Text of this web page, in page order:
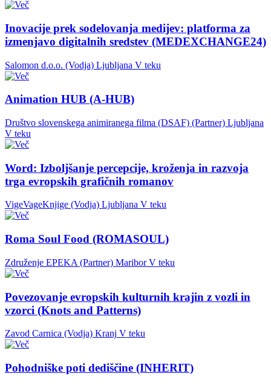
Inovacije prek sodelovanja medijev: platforma za
izmenjavo digitalnih sredstev (MEDEXCHANGE24)
Salomon d.o.o. (Vodja) Ljubljana V teku
Animation HUB (A-HUB)
Društvo slovenskega animiranega filma (DSAF) (Partner) Ljubljana
V teku
Word: Izboljšanje percepcije, kroženja in razvoja
trga evropskih grafičnih romanov
VigeVageKnjige (Vodja) Ljubljana V teku
Roma Soul Food (ROMASOUL)
Združenje EPEKA (Partner) Maribor V teku
Povezovanje evropskih kulturnih krajin z vozli in
vzorci (Knots and Patterns)
Zavod Carnica (Vodja) Kranj V teku
Pohodniške poti dediščine (INHERIT)